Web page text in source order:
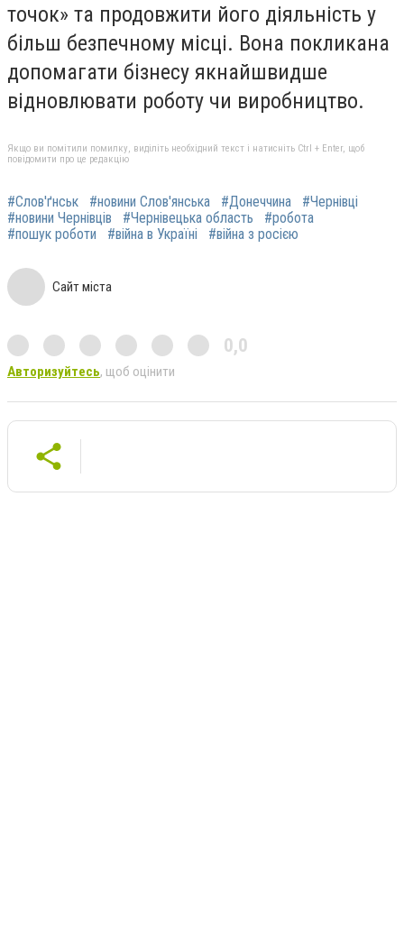
точок» та продовжити його діяльність у
більш безпечному місці. Вона покликана
допомагати бізнесу якнайшвидше
відновлювати роботу чи виробництво.
Якщо ви помітили помилку, виділіть необхідний текст і натисніть Ctrl + Enter, щоб
повідомити про це редакцію
#Слов'ґнськ #новини Слов'янська #Донеччина
#Чернівці
#новини Чернівців
#Чернівецька область
#робота
#пошук роботи
#війна в Україні #війна з росією
Сайт міста
0,0
Авторизуйтесь, щоб оцінити